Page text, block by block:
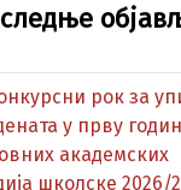
рок за
у прву
академских
школске 2026/